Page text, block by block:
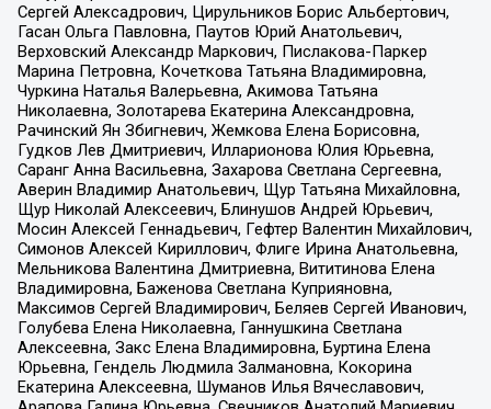
Сергей Алексадрович, Цирульников Борис Альбертович,
Гасан Ольга Павловна, Паутов Юрий Анатольевич,
Верховский Александр Маркович, Пислакова-Паркер
Марина Петровна, Кочеткова Татьяна Владимировна,
Чуркина Наталья Валерьевна, Акимова Татьяна
Николаевна, Золотарева Екатерина Александровна,
Рачинский Ян Збигневич, Жемкова Елена Борисовна,
Гудков Лев Дмитриевич, Илларионова Юлия Юрьевна,
Саранг Анна Васильевна, Захарова Светлана Сергеевна,
Аверин Владимир Анатольевич, Щур Татьяна Михайловна,
Щур Николай Алексеевич, Блинушов Андрей Юрьевич,
Мосин Алексей Геннадьевич, Гефтер Валентин Михайлович,
Симонов Алексей Кириллович, Флиге Ирина Анатольевна,
Мельникова Валентина Дмитриевна, Вититинова Елена
Владимировна, Баженова Светлана Куприяновна,
Максимов Сергей Владимирович, Беляев Сергей Иванович,
Голубева Елена Николаевна, Ганнушкина Светлана
Алексеевна, Закс Елена Владимировна, Буртина Елена
Юрьевна, Гендель Людмила Залмановна, Кокорина
Екатерина Алексеевна, Шуманов Илья Вячеславович,